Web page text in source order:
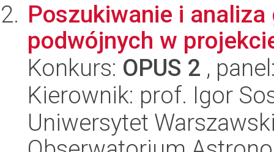
Poszukiwanie i
podwójnych w
Konkurs: OPUS 2 ,
Kierownik: prof. Igor
Uniwersytet